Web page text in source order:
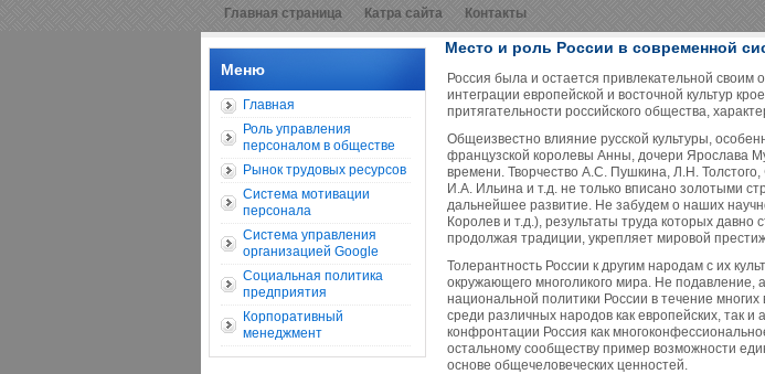
Главная страница Катра сайта Контакты
Меню
Главная
Роль управления
персоналом в обществе
Рынок трудовых ресурсов
Система мотивации
персонала
Система управления
организацией Google
Социальная политика
предприятия
Корпоративный
менеджмент
Место и роль России в современной
Россия была и остается привлекательной
интеграции европейской и восточной культур
притягательности российского общества,
Общеизвестно влияние русской культуры,
французской королевы Анны, дочери Ярослава
времени. Творчество А.С. Пушкина, Л.Н.
И.А. Ильина и т.д. не только вписано золотыми
дальнейшее развитие. Не забудем о наших
Королев и т.д.), результаты труда которых
продолжая традиции, укрепляет мировой
Толерантность России к другим народам с их
окружающего многоликого мира. Не подавление,
национальной политики России в течение
среди различных народов как европейских, так
конфронтации Россия как
остальному сообществу пример возможности
основе общечеловеческих ценностей.